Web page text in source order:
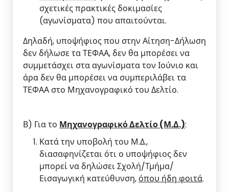
σχετικές πρακτικές δοκιμασίες
(αγωνίσματα) που απαιτούνται.
Δηλαδή, υποψήφιος που στην Αίτηση-Δήλωση
δεν δήλωσε τα ΤΕΦΑΑ, δεν θα μπορέσει να
συμμετάσχει στα αγωνίσματα τον Ιούνιο και
άρα δεν θα μπορέσει να συμπεριλάβει τα
ΤΕΦΑΑ στο Μηχανογραφικό του Δελτίο.
Β) Για το Μηχανογραφικό Δελτίο (Μ.Δ.):
Κατά την υποβολή του Μ.Δ.,
διασαφηνίζεται ότι ο υποψήφιος δεν
μπορεί να δηλώσει Σχολή/Τμήμα/
Εισαγωγική κατεύθυνση, όπου ήδη φοιτά.